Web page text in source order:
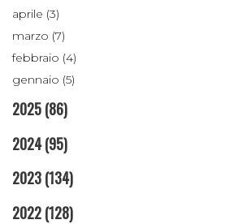
aprile (3)
marzo (7)
febbraio (4)
gennaio (5)
2025(86)
2024(95)
2023(134)
2022(128)